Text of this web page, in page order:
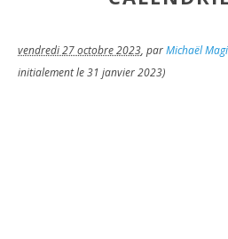
vendredi 27 octobre 2023, parMichaël
initialement le 31 janvier 2023)